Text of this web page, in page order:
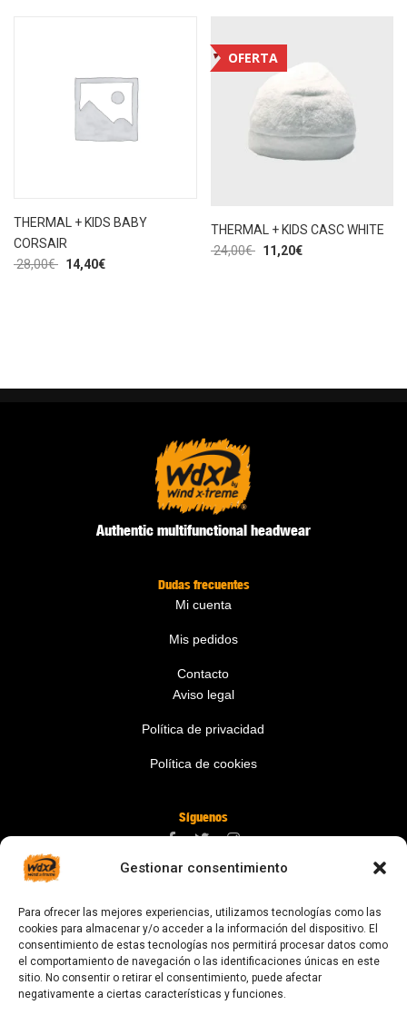
Gestionar consentimiento
Para ofrecer las mejores experiencias, utilizamos tecnologías como las
cookies para almacenar y/o acceder a la información del dispositivo. El
consentimiento de estas tecnologías nos permitirá procesar datos como
el comportamiento de navegación o las identificaciones únicas en este
sitio. No consentir o retirar el consentimiento, puede afectar
negativamente a ciertas características y funciones.
THERMAL + KIDS BABY
CORSAIR
28,00€ 14,40€
OFERTA
THERMAL + KIDS CASC WHITE
24,00€ 11,20€
Authentic multifunctional headwear
Dudas frecuentes
Mi cuenta
Mis pedidos
Contacto
Aviso legal
Política de privacidad
Política de cookies
Síguenos
digital@zonawind.com
Av. de la Mare de Déu de Montserrat, 115
08024 Barcelona